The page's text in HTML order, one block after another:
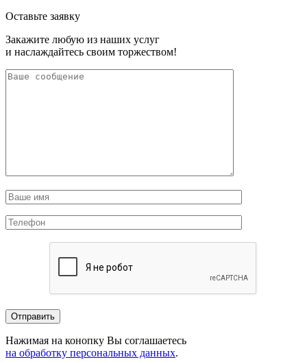
Оставьте заявку
Закажите любую из наших услуг
и наслаждайтесь своим торжеством!
Нажимая на конопку Вы соглашаетесь
на обработку персональных данных.